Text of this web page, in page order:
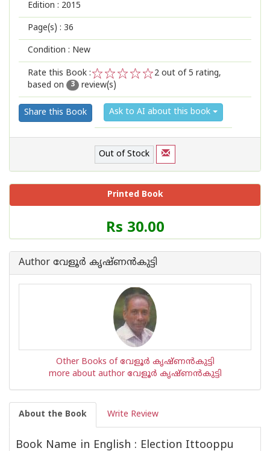
Edition : 2015
Page(s) : 36
Condition : New
Rate this Book :
2
1
2 out of 5 rating,
based on
3 review(s)
Share this Book Ask to AI about this book
Out of Stock
Printed Book
Price
of
Book
Rs 30.00
Author വേളൂര്‍ കൃഷ്ണന്‍‌കുട്ടി
Other Books of വേളൂര്‍ കൃഷ്ണന്‍‌കുട്ടി
more about author വേളൂര്‍ കൃഷ്ണന്‍‌കുട്ടി
About the Book Write Review
Book Name in English : Election Ittooppu